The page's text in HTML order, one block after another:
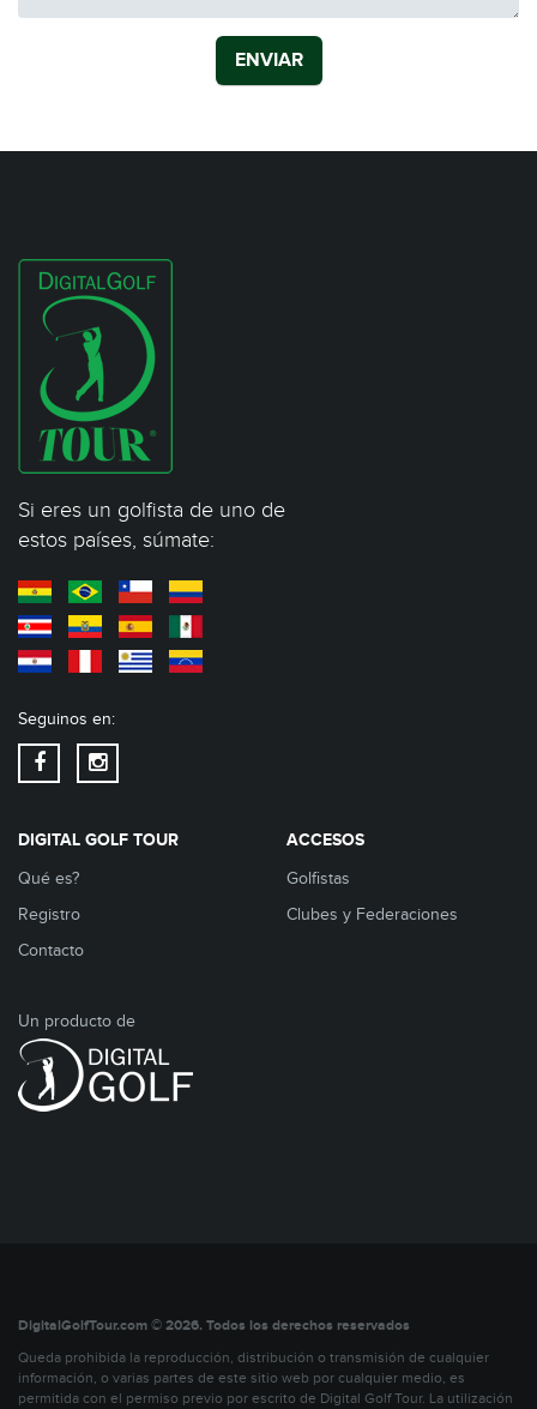
ENVIAR
Si eres un golfista de uno de
estos países, súmate:
Seguinos en:
DIGITAL GOLF TOUR
Qué es?
Registro
Contacto
ACCESOS
Golfistas
Clubes y Federaciones
Un producto de
DigitalGolfTour.com © 2026. Todos los derechos reservados
Queda prohibida la reproducción, distribución o transmisión de cualquier
información, o varias partes de este sitio web por cualquier medio, es
permitida con el permiso previo por escrito de Digital Golf Tour. La utilización